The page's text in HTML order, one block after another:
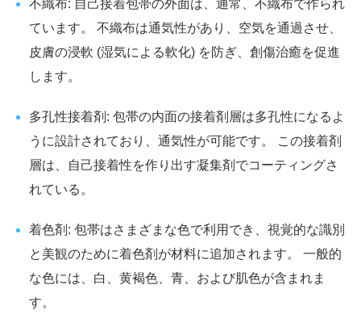
不織布: 自己接着包帯の外面は、通常、不織布で作られ
ています。 不織布は通気性があり、空気を通過させ、
皮膚の浸軟 (湿気による軟化) を防ぎ、創傷治癒を促進
します。
多孔性接着剤: 包帯の内面の接着剤層は多孔性になるよ
うに設計されており、通気性が可能です。 この接着剤
層は、自己接着性を作り出す凝集剤でコーティングさ
れている。
着色剤: 包帯はさまざまな色で利用でき、視覚的な識別
と美観のために着色剤が材料に追加されます。 一般的
な色には、白、黄褐色、青、および肌色が含まれま
す。